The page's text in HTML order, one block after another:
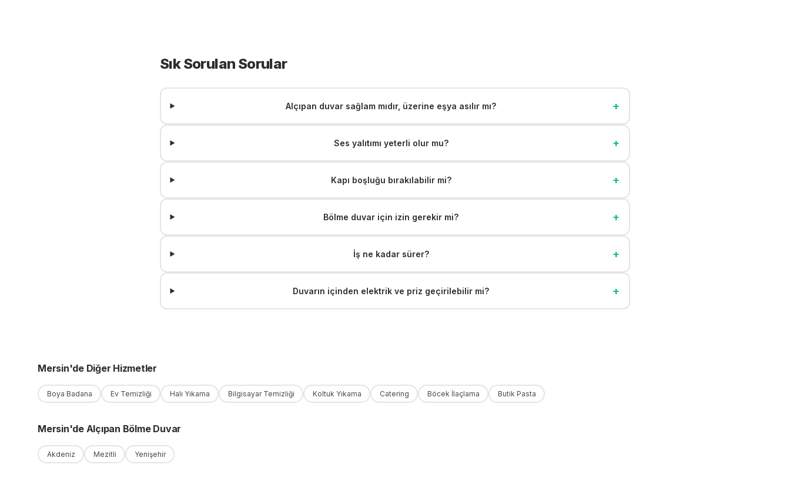
Sık Sorulan Sorular
Alçıpan duvar sağlam mıdır, üzerine eşya asılır mı? +
Ses yalıtımı yeterli olur mu? +
Kapı boşluğu bırakılabilir mi? +
Bölme duvar için izin gerekir mi? +
İş ne kadar sürer? +
Duvarın içinden elektrik ve priz geçirilebilir mi? +
Mersin'deDiğer Hizmetler
Boya Badana Ev Temizliği Halı Yıkama Bilgisayar Temizliği Koltuk Yıkama Catering Böcek İlaçlama Butik Pasta
Mersin'de Alçıpan Bölme Duvar
Akdeniz Mezitli Yenişehir